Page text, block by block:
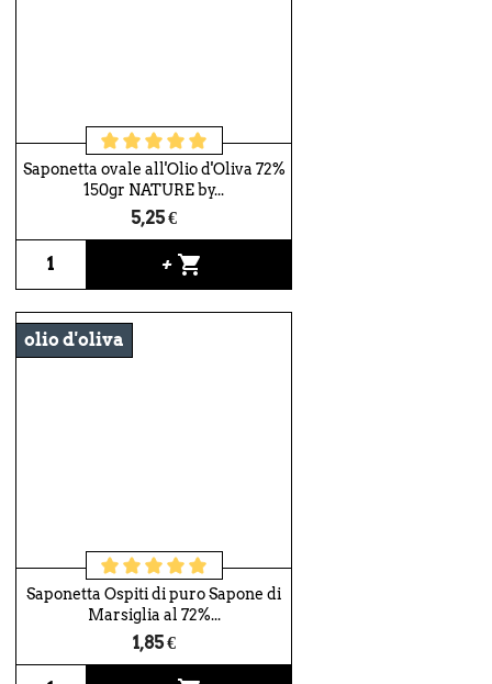
Saponetta ovale all'Olio d'Oliva 72%
150gr NATURE by...
5,25 €
+ shopping_cart
Saponetta Ospiti di puro Sapone di
Marsiglia al 72%...
1,85 €
olio d'oliva